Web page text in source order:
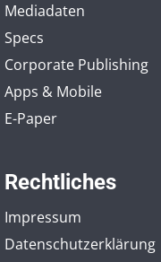
Mediadaten
Specs
Corporate Publishing
Apps & Mobile
E-Paper
Rechtliches
Impressum
Datenschutzerklärung